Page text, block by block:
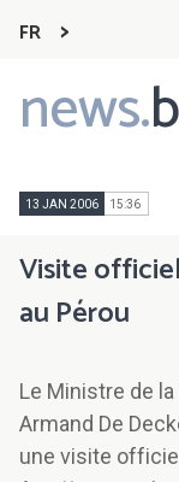
FR
news.
Main
navigation
13 JAN 2006 15:36
Visite
au Pérou
Le Ministre de
Armand De
une visite